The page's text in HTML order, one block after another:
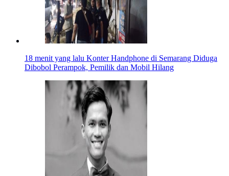
18 menit yang lalu Konter Handphone di Semarang Diduga
Dibobol Perampok, Pemilik dan Mobil Hilang